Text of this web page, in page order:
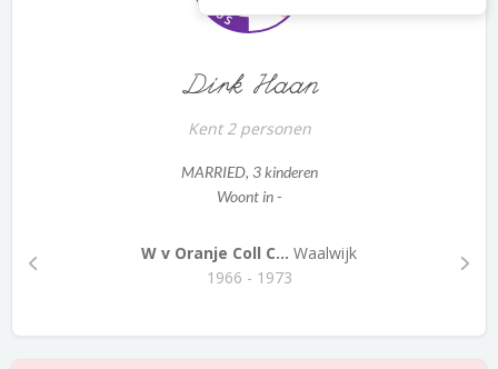
Dirk Haan
Kent 2 personen
MARRIED, 3 kinderen
Woont in -
W v Oranje Coll C... Waalwijk
1966 - 1973